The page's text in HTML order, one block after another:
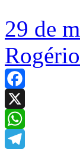
29 de
Facebook
X
WhatsApp